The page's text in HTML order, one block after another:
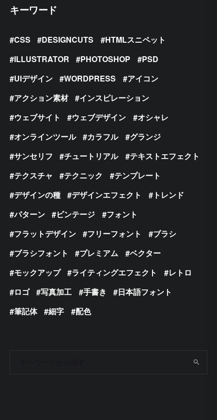
キーワード
CSS DESIGNCUTS
HTMLスニペット
ILLUSTRATOR
PHOTOSHOP
PSD
UIデザイン
WORDPRESS
アイコン
アクション素材
インスピレーション
ウェブサイト
ウェブデザイン
オシャレ
オンラインツール
カラフル
グランジ
サンセリフ
チュートリアル
テキストエフェクト
テクスチャ
テクニック
テンプレート
デザインの種
デザインエフェクト
トレンド
パターン
ビンテージ
フォント
フラットデザイン
フリーフォント
ブラシ
ブラシフォント
プレミアム
ベクター
モックアップ
ライティングエフェクト
レトロ
ロゴ
写真加工 手書き
日本語フォント
筆記体
細字 配色